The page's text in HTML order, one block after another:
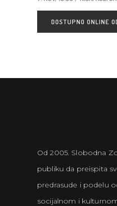
DOSTUPNO ONLINE
Od 2005. Slobodna
publiku da preispita
predrasude i podelu
socijalnom i